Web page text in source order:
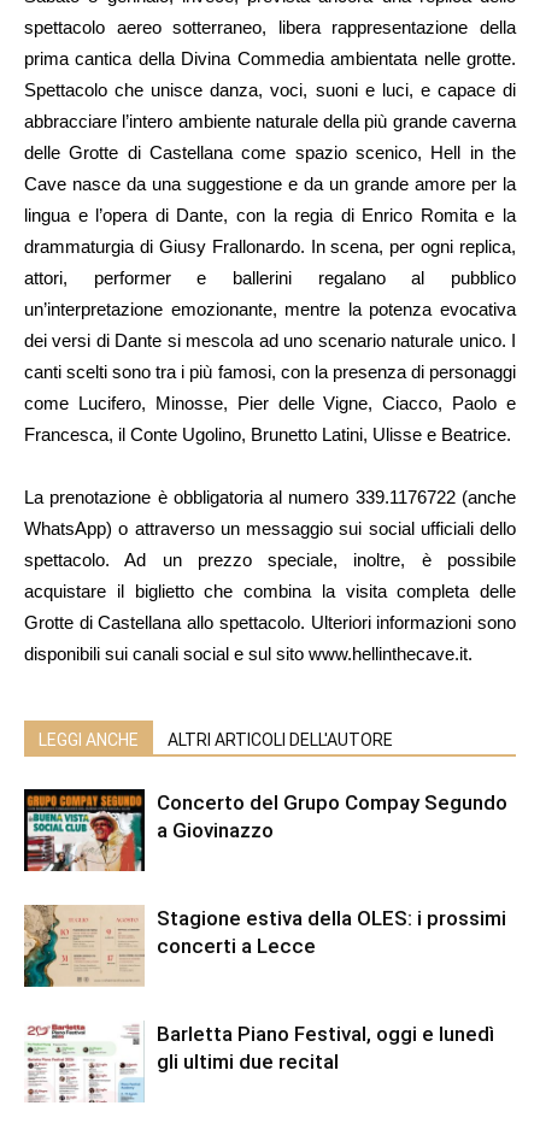
spettacolo aereo sotterraneo, libera rappresentazione della
prima cantica della Divina Commedia ambientata nelle grotte.
Spettacolo che unisce danza, voci, suoni e luci, e capace di
abbracciare l’intero ambiente naturale della più grande caverna
delle Grotte di Castellana come spazio scenico, Hell in the
Cave nasce da una suggestione e da un grande amore per la
lingua e l’opera di Dante, con la regia di Enrico Romita e la
drammaturgia di Giusy Frallonardo. In scena, per ogni replica,
attori, performer e ballerini regalano al pubblico
un’interpretazione emozionante, mentre la potenza evocativa
dei versi di Dante si mescola ad uno scenario naturale unico. I
canti scelti sono tra i più famosi, con la presenza di personaggi
come Lucifero, Minosse, Pier delle Vigne, Ciacco, Paolo e
Francesca, il Conte Ugolino, Brunetto Latini, Ulisse e Beatrice.
La prenotazione è obbligatoria al numero 339.1176722 (anche
WhatsApp) o attraverso un messaggio sui social ufficiali dello
spettacolo. Ad un prezzo speciale, inoltre, è possibile
acquistare il biglietto che combina la visita completa delle
Grotte di Castellana allo spettacolo. Ulteriori informazioni sono
disponibili sui canali social e sul sito www.hellinthecave.it.
LEGGI ANCHE ALTRI ARTICOLI DELL'AUTORE
Concerto del Grupo Compay Segundo
a Giovinazzo
Stagione estiva della OLES: i prossimi
concerti a Lecce
Barletta Piano Festival, oggi e lunedì
gli ultimi due recital